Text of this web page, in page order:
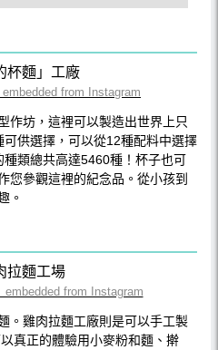
from Instagram
作坊，這裡可以製造出世界上只
供選擇，可以從12種配料中選擇
類總共高達5460種！杯子也可
您參觀這裡的紀念品。從小孩到
。
from Instagram
。雞肉拉麵工廠則是可以手工製
真正的體驗用小麥粉和麵、擀